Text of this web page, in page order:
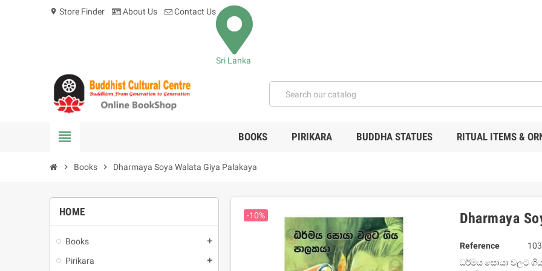
location_on Store Finder About Us Contact Us
Sri Lanka
view_headline BOOKS PIRIKARA BUDDHA STATUES RITUAL ITEMS &
chevron_right Books chevron_right Dharmaya Soya Walata Giya Palakaya
HOME
Books add
Pirikara add
-10% Dharmaya
Reference
ධර්මය සොයා වලට